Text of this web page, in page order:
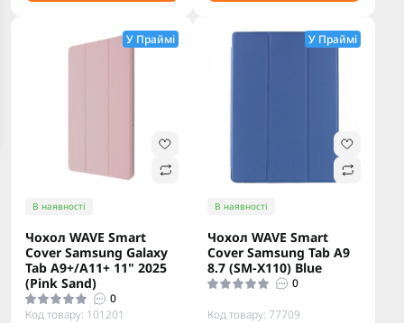
У Праймі
В наявності
Чохол WAVE Smart
Cover Samsung Galaxy
Tab A9+/A11+ 11" 2025
(Pink Sand)
0
Код товару: 101201
У Праймі
В наявності
Чохол WAVE Smart
Cover Samsung Tab A9
8.7 (SM-X110) Blue
0
Код товару: 77709